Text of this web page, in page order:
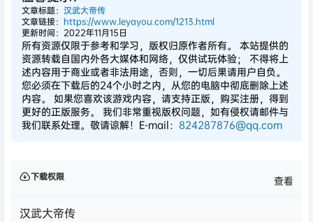
文章标题： 汉武大帝传
文章链接： https://www.leyayou.com/1213.html
更新时间：2022年11月15日
所有资源仅限于参考和学习，版权归原作者所有。 本站提供的
资源转载自国内外各大媒体和网络，仅供试玩体验； 不得将上
述内容用于商业或者非法用途，否则，一切后果请用户自负。
您必须在下载后的24个小时之内，从您的电脑中彻底删除上述
内容。 如果您喜欢该游戏内容，请支持正版，购买注册，得到
更好的正版服务。 我们非常重视版权问题，如有侵权请邮件与
我们联系处理。敬请谅解！E-mail： 824287876@qq.com
下载权限 查看
汉武大帝传